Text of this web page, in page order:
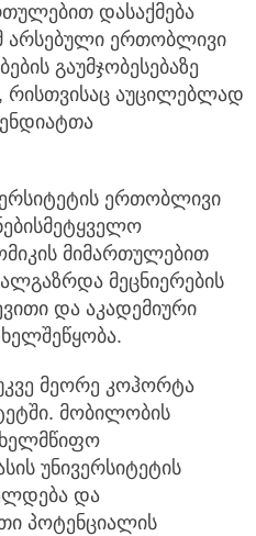
დასაქმება
არსებული ერთობლივი
გაუმჯობესებაზე
რისთვისაც აუცილებლად
ერთობლივი
მიმართულებით
მეცნიერების
და აკადემიური
მეორე კოჰორტა
მობილობის
უნივერსიტეტის
და
პოტენციალის